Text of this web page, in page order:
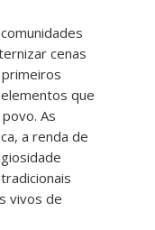
cenas
que
As
a renda de
vivos de